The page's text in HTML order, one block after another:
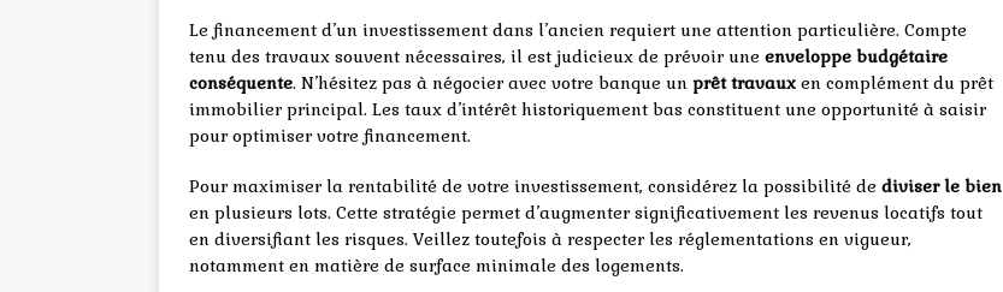
Le financement d’un investissement dans l’ancien requiert une attention particulière. Compte
tenu des travaux souvent nécessaires, il est judicieux de prévoir une enveloppe budgétaire
conséquente. N’hésitez pas à négocier avec votre banque un prêt travaux en complément du prêt
immobilier principal. Les taux d’intérêt historiquement bas constituent une opportunité à saisir
pour optimiser votre financement.
Pour maximiser la rentabilité de votre investissement, considérez la possibilité de diviser le bien
en plusieurs lots. Cette stratégie permet d’augmenter significativement les revenus locatifs tout
en diversifiant les risques. Veillez toutefois à respecter les réglementations en vigueur,
notamment en matière de surface minimale des logements.